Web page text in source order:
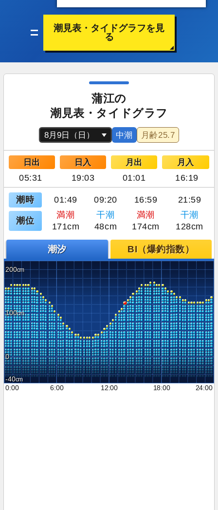
潮見表・タイドグラフを見
る
蒲江の
潮見表・タイドグラフ
中潮 月齢25.7
日出 日入 月出 月入
05:31 19:03 01:01 16:19
潮時 01:49 09:20 16:59 21:59
潮位
満潮 干潮 満潮
干潮
171cm
48cm 174cm 128cm
潮汐 BI（爆釣指数）
200
100
0
-40
0:00
6:00 12:00 18:00 24:00